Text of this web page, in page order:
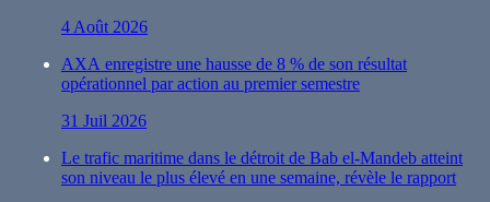
4 Août 2026
AXA enregistre une hausse de 8 % de son résultat
opérationnel par action au premier semestre
31 Juil 2026
Le trafic maritime dans le détroit de Bab el-Mandeb atteint
son niveau le plus élevé en une semaine, révèle le rapport